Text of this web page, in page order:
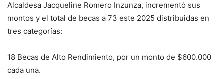
Alcaldesa Jacqueline Romero Inzunza, incrementó sus
montos y el total de becas a 73 este 2025 distribuidas en
tres categorías:
18 Becas de Alto Rendimiento, por un monto de $600.000
cada una.